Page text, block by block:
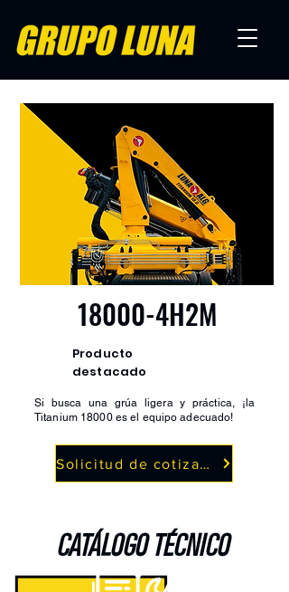
18000-4H2M
Producto
destacado
Si busca una grúa ligera y práctica, ¡la
Titanium 18000 es el equipo adecuado!
Solicitud de cotización
CATÁLOGO TÉCNICO